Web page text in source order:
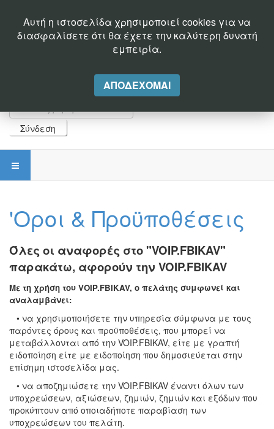
Σύνδεση
'Οροι & Προϋποθέσεις
Όλες οι αναφορές στο "VOIP.FBIKAV"
παρακάτω, αφορούν την VOIP.FBIKAV
Με τη χρήση του VOIP.FBIKAV, ο πελάτης συμφωνεί και
αναλαμβάνει:
• να χρησιμοποιήσετε την υπηρεσία σύμφωνα με τους
παρόντες όρους και προϋποθέσεις, που μπορεί να
μεταβάλλονται από την VOIP.FBIKAV, είτε με γραπτή
ειδοποίηση είτε με ειδοποίηση που δημοσιεύεται στην
επίσημη ιστοσελίδα μας.
• να αποζημιώσετε την VOIP.FBIKAV έναντι όλων των
υποχρεώσεων, αξιώσεων, ζημιών, ζημιών και εξόδων που
προκύπτουν από οποιαδήποτε παραβίαση των
υποχρεώσεων του πελάτη.
Αυτή η ιστοσελίδα χρησιμοποιεί cookies για να
διασφαλίσετε ότι θα έχετε την καλύτερη δυνατή
εμπειρία.
ΑΠΟΔΈΧΟΜΑΙ